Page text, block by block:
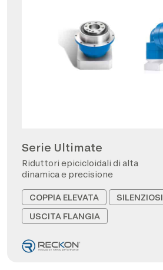
Serie Ultimate
Riduttori epicicloidali di alta
dinamica e precisione
COPPIA ELEVATA
SILENZIOSI
USCITA FLANGIA